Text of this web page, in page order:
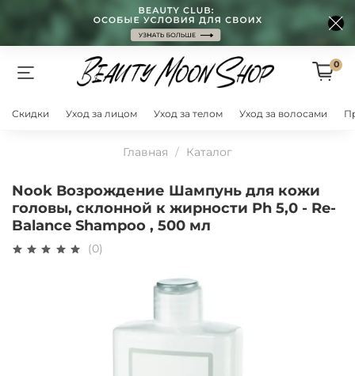
0
Скидки Уход за лицом Уход за телом Уход за волосами
Главная Каталог
Nook Возрождение Шампунь для кожи
головы, склонной к жирности Ph 5,0 - Re-
Balance Shampoo , 500 мл
(0)